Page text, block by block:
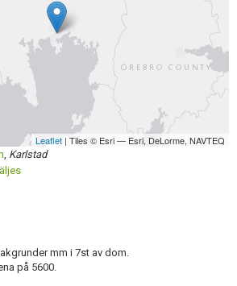
Leaflet | Tiles © Esri — Esri, DeLorme, NAVTEQ
, Karlstad
mm i 7st av dom.
på 5600.